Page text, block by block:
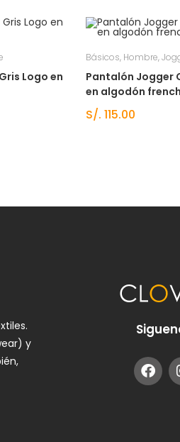
Logo en
Básicos, Hombre,
Pantalón Jogger
en algodón
S/. 115.00
y